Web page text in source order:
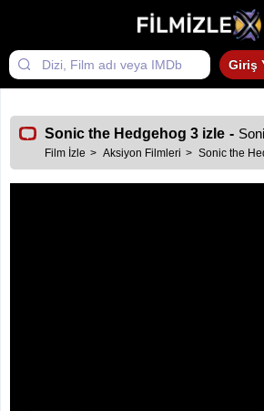
Giriş
Sonic the Hedgehog 3 izle -
Film İzle Aksiyon Filmleri Sonic the